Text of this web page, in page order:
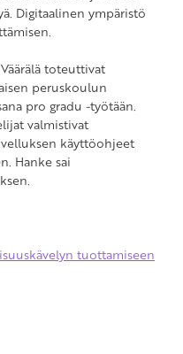
Digitaalinen ympäristö
toteuttivat
peruskoulun
pro gradu -työtään.
valmistivat
käyttöohjeet
Hanke sai
tuottamiseen